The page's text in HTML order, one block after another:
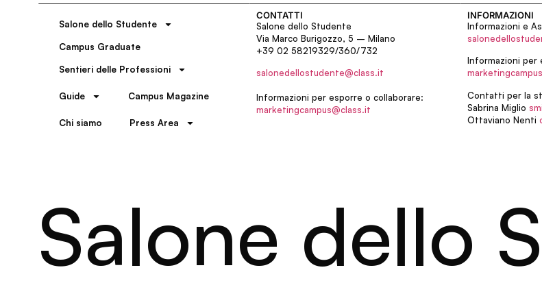
Salone dello Studente
Campus Graduate
Sentieri delle Professioni
Guide Campus Magazine
Chi siamo Press Area
CONTATTI
Salone dello Studente
Via Marco Burigozzo, 5 – Milano
+39 02 58219329/360/732
salonedellostudente@class.it
Informazioni per esporre o collaborare:
marketingcampus@class.it
INFORMAZIONI
Informazioni e
Informazioni per
Contatti per la
Sabrina Miglio
Ottaviano Nenti
Salone dello